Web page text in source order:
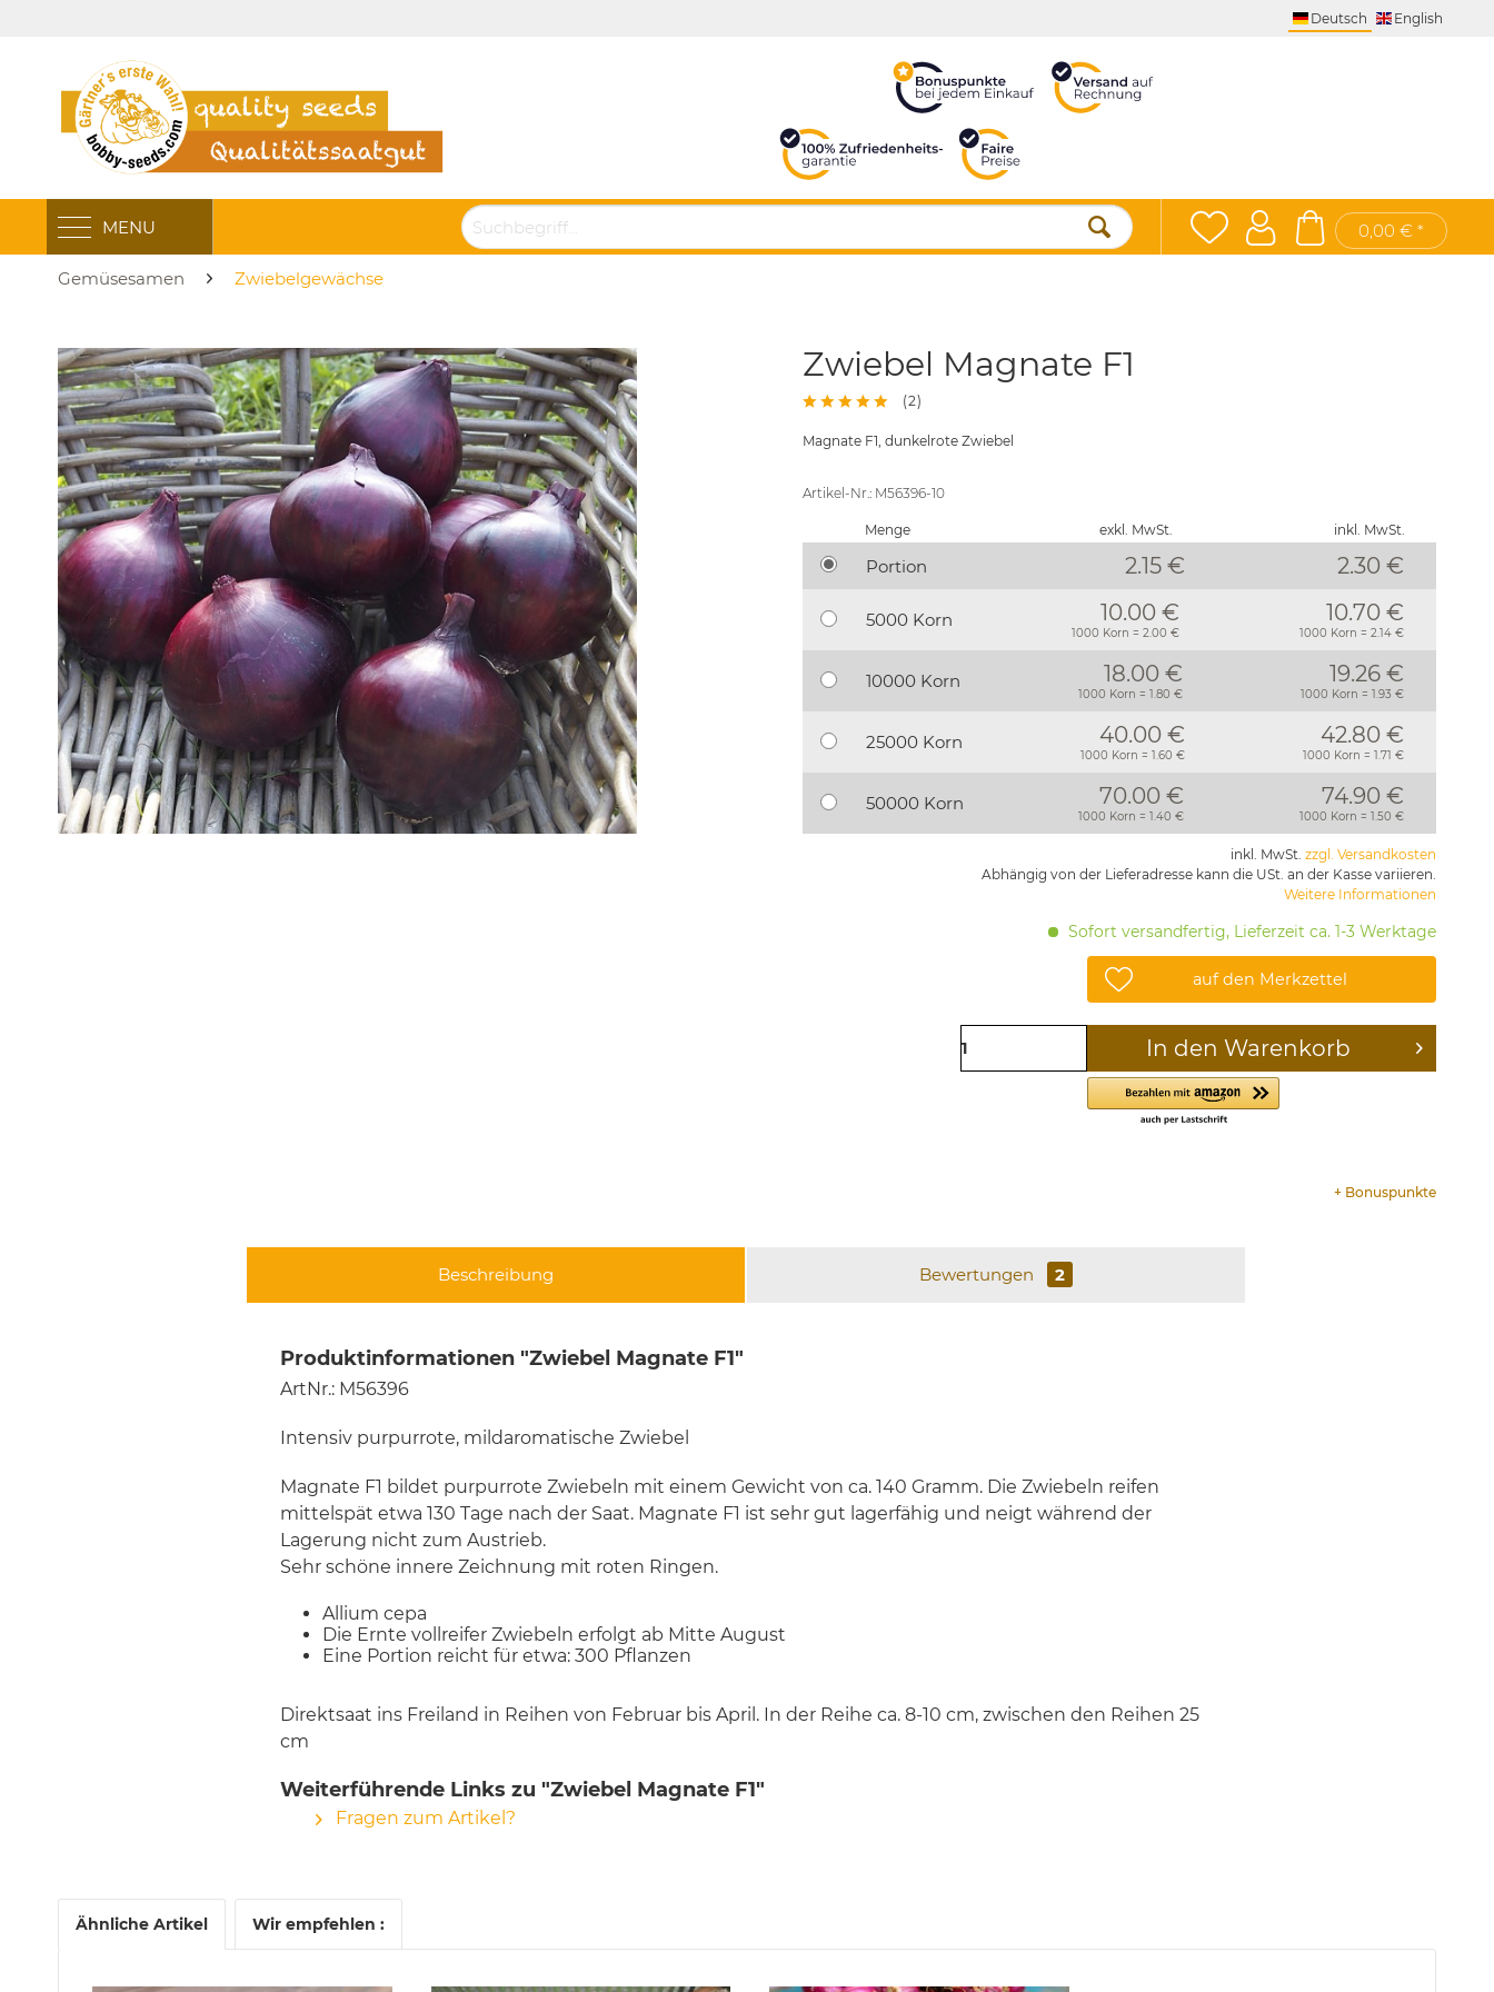
Deutsch English
MENU 0,00 € *
Gemüsesamen Zwiebelgewächse
Zwiebel Magnate F1
(2)
Magnate F1, dunkelrote Zwiebel
Artikel-Nr.: M56396-10
Menge exkl. MwSt. inkl. MwSt.
Portion 2.15 € 2.30€
5000 Korn 10.00 €
1000 Korn = 2.00 €
10.70 €
1000 Korn = 2.14 €
10000 Korn 18.00 €
1000 Korn = 1.80 €
19.26 €
1000 Korn = 1.93 €
25000 Korn 40.00 €
1000 Korn = 1.60 €
42.80 €
1000 Korn = 1.71 €
50000 Korn 70.00 €
1000 Korn = 1.40 €
74.90 €
1000 Korn = 1.50 €
inkl. MwSt. zzgl. Versandkosten
Abhängig von der Lieferadresse kann die USt. an der Kasse variieren.
Weitere Informationen
Sofort versandfertig, Lieferzeit ca. 1-3 Werktage
auf den Merkzettel
In den Warenkorb
+ Bonuspunkte
Beschreibung Bewertungen 2
Produktinformationen "Zwiebel Magnate F1"
ArtNr.: M56396
Intensiv purpurrote, mildaromatische Zwiebel
Magnate F1 bildet purpurrote Zwiebeln mit einem Gewicht von ca. 140 Gramm. Die Zwiebeln reifen
mittelspät etwa 130 Tage nach der Saat. Magnate F1 ist sehr gut lagerfähig und neigt während der
Lagerung nicht zum Austrieb.
Sehr schöne innere Zeichnung mit roten Ringen.
Allium cepa
Die Ernte vollreifer Zwiebeln erfolgt ab Mitte August
Eine Portion reicht für etwa: 300 Pflanzen
Direktsaat ins Freiland in Reihen von Februar bis April. In der Reihe ca. 8-10 cm, zwischen den Reihen 25
cm
Weiterführende Links zu "Zwiebel Magnate F1"
Fragen zum Artikel?
Ähnliche Artikel Wir empfehlen :